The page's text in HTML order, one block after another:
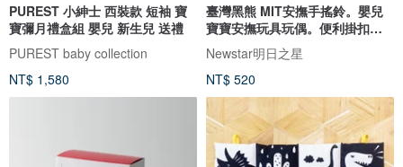
PUREST 小紳士 西裝款 短袖 寶
寶彌月禮盒組 嬰兒 新生兒 送禮
PUREST baby collection
NT$ 1,580
臺灣黑熊 MIT安撫手搖鈴。嬰兒
寶寶安撫玩具玩偶。便利掛扣吊
掛帶
Newstar明日之星
NT$ 520